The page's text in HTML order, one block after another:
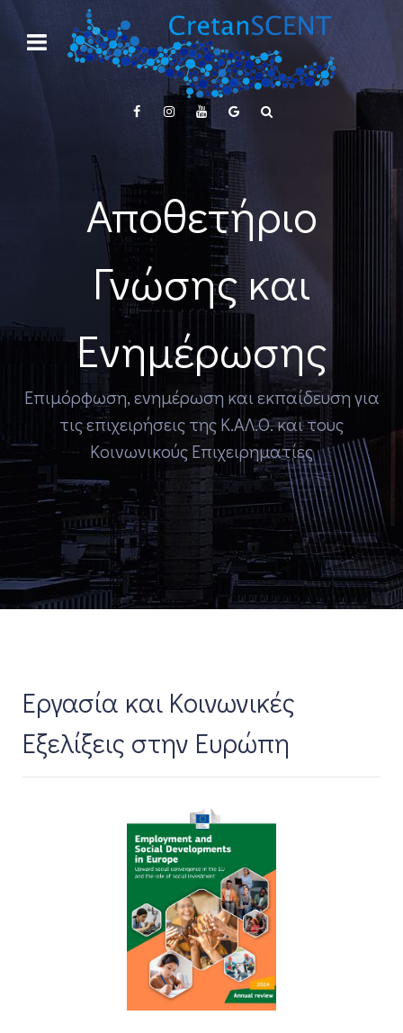
Αποθετήριο
Γνώσης και
Ενημέρωσης
Επιμόρφωση, ενημέρωση και εκπαίδευση για
τις επιχειρήσεις της Κ.ΑΛ.Ο. και τους
Κοινωνικούς Επιχειρηματίες
Εργασία και Κοινωνικές
Εξελίξεις στην Ευρώπη